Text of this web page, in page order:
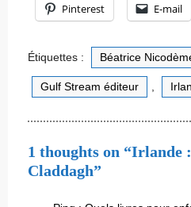
Pinterest E-mail
Étiquettes : Béatrice
Gulf Stream éditeur
1 thoughts on “Irlande
Claddagh”